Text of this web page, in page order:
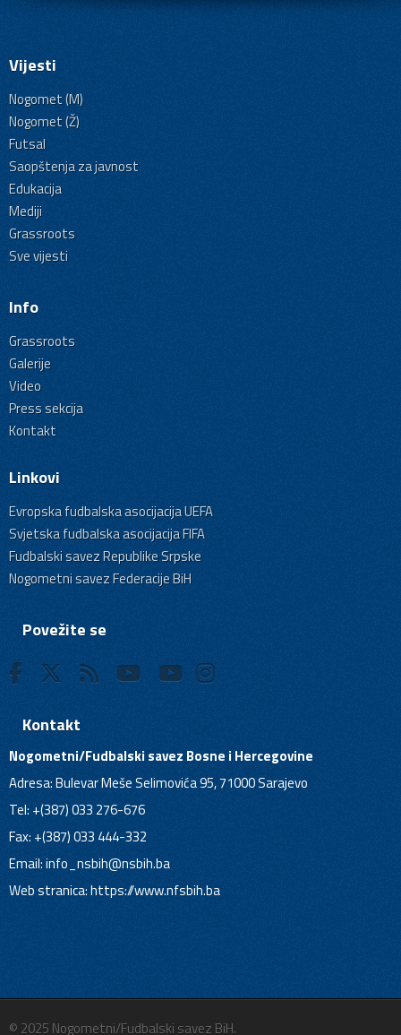
Vijesti
Nogomet (M)
Nogomet (Ž)
Futsal
Saopštenja za javnost
Edukacija
Mediji
Grassroots
Sve vijesti
Info
Grassroots
Galerije
Video
Press sekcija
Kontakt
Linkovi
Evropska fudbalska asocijacija UEFA
Svjetska fudbalska asocijacija FIFA
Fudbalski savez Republike Srpske
Nogometni savez Federacije BiH
Povežite se
Kontakt
Nogometni/Fudbalski savez Bosne i Hercegovine
Adresa: Bulevar Meše Selimovića 95, 71000 Sarajevo
Tel: +(387) 033 276-676
Fax: +(387) 033 444-332
Email:info_nsbih@nsbih.ba
Web stranica: https://www.nfsbih.ba
© 2025 Nogometni/Fudbalski savez BiH.